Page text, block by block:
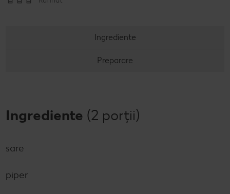
Revista Kaufland - Acum și pe WhatsApp!
Ingrediente
Preparare
Ingrediente (2 porții)
sare
piper